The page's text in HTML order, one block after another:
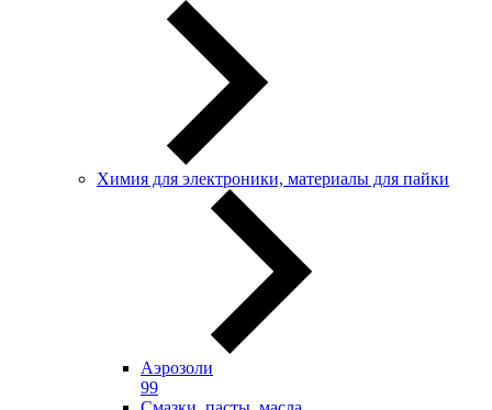
Химия для электроники, материалы для пайки
Аэрозоли
99